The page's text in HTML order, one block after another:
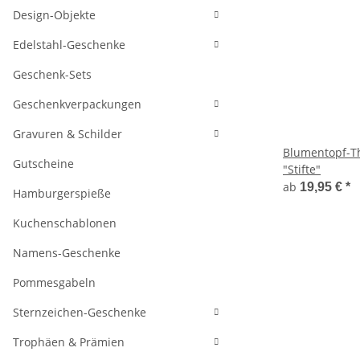
Blumentopf-
"Stifte"
ab 19,95 € *
Design-Objekte
Edelstahl-Geschenke
Geschenk-Sets
Geschenkverpackungen
Gravuren & Schilder
Gutscheine
Hamburgerspieße
Kuchenschablonen
Namens-Geschenke
Pommesgabeln
Sternzeichen-Geschenke
Trophäen & Prämien